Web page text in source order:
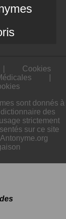
Cookies
sont donnés à
des
strictement
sur ce site